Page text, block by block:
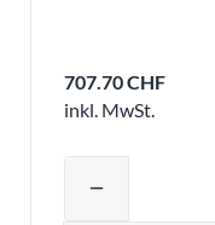
707.70 CHF
inkl. MwSt.
remove